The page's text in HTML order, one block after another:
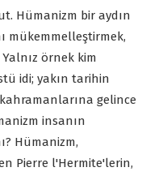
Hümanizm bir aydın
mükemmelleştirmek,
örnek kim
idi; yakın tarihin
gelince
insanın
Hümanizm,
Pierre l'Hermite'lerin,